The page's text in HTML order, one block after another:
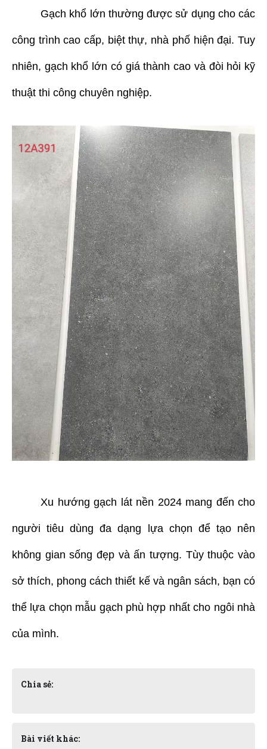
Gạch khổ lớn thường được sử dụng cho các
công trình cao cấp, biệt thự, nhà phố hiện đại. Tuy
nhiên, gạch khổ lớn có giá thành cao và đòi hỏi kỹ
thuật thi công chuyên nghiệp.
Xu hướng gạch lát nền 2024 mang đến cho
người tiêu dùng đa dạng lựa chọn để tạo nên
không gian sống đẹp và ấn tượng. Tùy thuộc vào
sở thích, phong cách thiết kế và ngân sách, bạn có
thể lựa chọn mẫu gạch phù hợp nhất cho ngôi nhà
của mình.
Chia sẻ:
Bài viết khác: